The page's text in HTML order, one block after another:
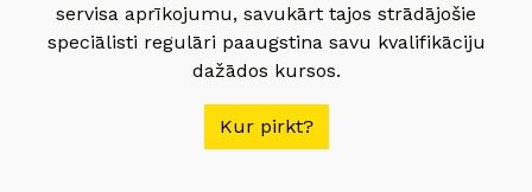
servisa aprīkojumu, savukārt tajos strādājošie
speciālisti regulāri paaugstina savu kvalifikāciju
dažādos kursos.
Kur pirkt?